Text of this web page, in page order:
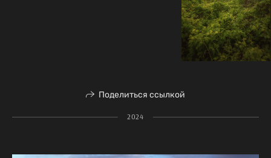
Поделиться ссылкой
2024